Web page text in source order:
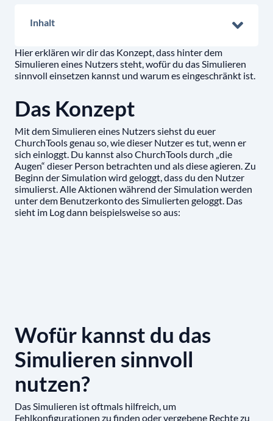
Inhalt
Hier erklären wir dir das Konzept, dass hinter dem
Simulieren eines Nutzers steht, wofür du das Simulieren
sinnvoll einsetzen kannst und warum es eingeschränkt ist.
Das Konzept
Mit dem Simulieren eines Nutzers siehst du euer
ChurchTools genau so, wie dieser Nutzer es tut, wenn er
sich einloggt. Du kannst also ChurchTools durch „die
Augen“ dieser Person betrachten und als diese agieren. Zu
Beginn der Simulation wird geloggt, dass du den Nutzer
simulierst. Alle Aktionen während der Simulation werden
unter dem Benutzerkonto des Simulierten geloggt. Das
sieht im Log dann beispielsweise so aus:
Wofür kannst du das
Simulieren sinnvoll
nutzen?
Das Simulieren ist oftmals hilfreich, um
Fehlkonfigurationen zu finden oder vergebene Rechte zu